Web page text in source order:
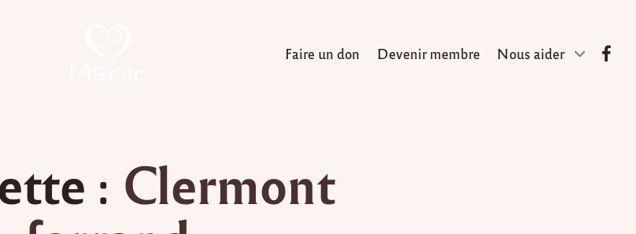
Faire un don Devenir membre Nous aider
: Clermont